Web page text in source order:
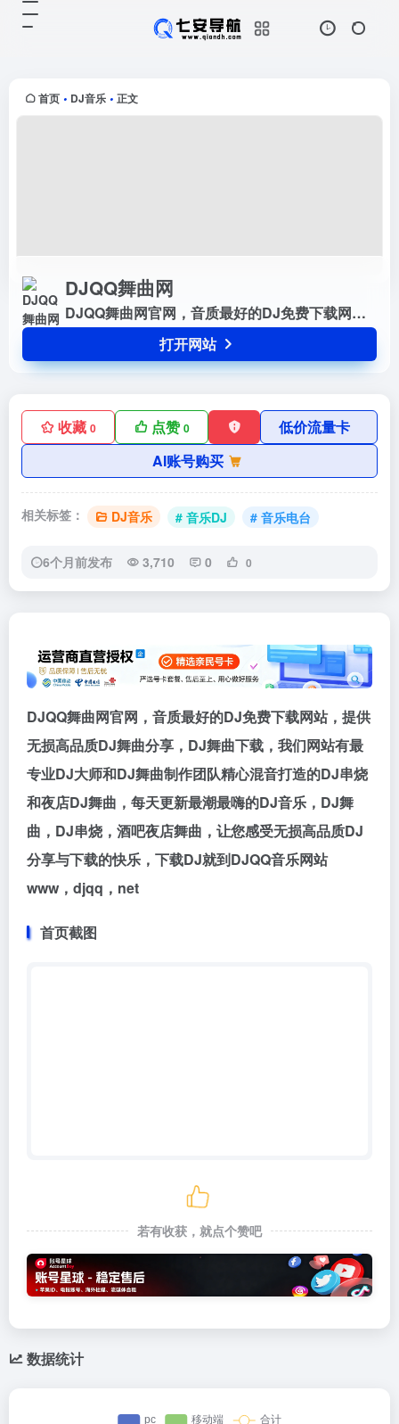
首页 • DJ音乐 • 正文
DJQQ舞曲网
DJQQ舞曲网官网，音质最好的DJ免费下载网站，提供无损高品质DJ舞曲分享，DJ舞曲下载，我们网站有最专业DJ大师和DJ舞曲制作团队精心混音打造的DJ串烧和夜店DJ舞曲，每天更新最潮最嗨的DJ音乐，DJ舞曲，DJ串烧，酒吧夜店舞曲，让您感受无损高品质DJ分享与下载的快乐，下载DJ就到DJQQ音乐网站 www，djqq，net
打开网站
收藏 0 点赞0
低价流量卡
AI账号购买
相关标签： DJ音乐 # 音乐DJ # 音乐电台
6个月前发布 3,710 0 0
舞曲分享，DJ舞曲下载，我们网站
有最专业DJ大师和DJ舞曲制作团队
精心混音打造的DJ串烧和夜店...
DJQQ舞曲网官网，音质最好的DJ免费下载网站，提供
无损高品质DJ舞曲分享，DJ舞曲下载，我们网站有最
专业DJ大师和DJ舞曲制作团队精心混音打造的DJ串烧
和夜店DJ舞曲，每天更新最潮最嗨的DJ音乐，DJ舞
曲，DJ串烧，酒吧夜店舞曲，让您感受无损高品质DJ
分享与下载的快乐，下载DJ就到DJQQ音乐网站
www，djqq，net
首页截图
若有收获，就点个赞吧
数据统计